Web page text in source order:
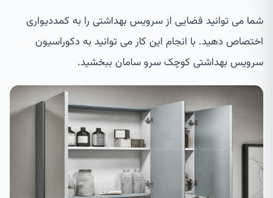
شما می توانید فضایی از سرویس بهداشتی را به کمددیواری
اختصاص دهید. با انجام این کار می توانید به دکوراسیون
سرویس بهداشتی کوچک سرو سامان ببخشید.